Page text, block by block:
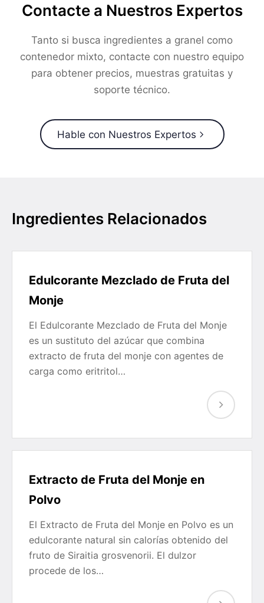
Contacte a Nuestros Expertos
Tanto si busca ingredientes a granel como
contenedor mixto, contacte con nuestro equipo
para obtener precios, muestras gratuitas y
soporte técnico.
Hable con Nuestros Expertos
Ingredientes Relacionados
Edulcorante Mezclado de Fruta del
Monje
El Edulcorante Mezclado de Fruta del Monje
es un sustituto del azúcar que combina
extracto de fruta del monje con agentes de
carga como eritritol…
Extracto de Fruta del Monje en
Polvo
El Extracto de Fruta del Monje en Polvo es un
edulcorante natural sin calorías obtenido del
fruto de Siraitia grosvenorii. El dulzor
procede de los…